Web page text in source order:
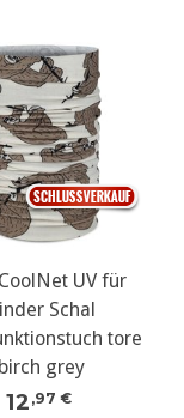
UV für
Schal
tore
birch grey
12 ,97 €